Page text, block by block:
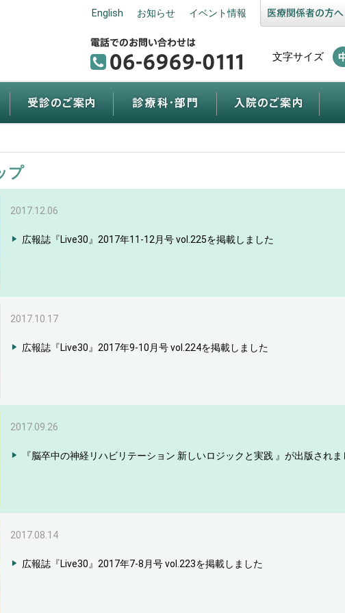
イベント情報
お知らせ
English
文字サイズ
プ
2017.12.06
広報誌『Live30』2017年11-12月号 vol.225を掲載しました
2017.10.17
広報誌『Live30』2017年9-10月号 vol.224を掲載しました
2017.09.26
『脳卒中の神経リハビリテーション 新しいロジックと実践 』が出版されま
2017.08.14
広報誌『Live30』2017年7-8月号 vol.223を掲載しました